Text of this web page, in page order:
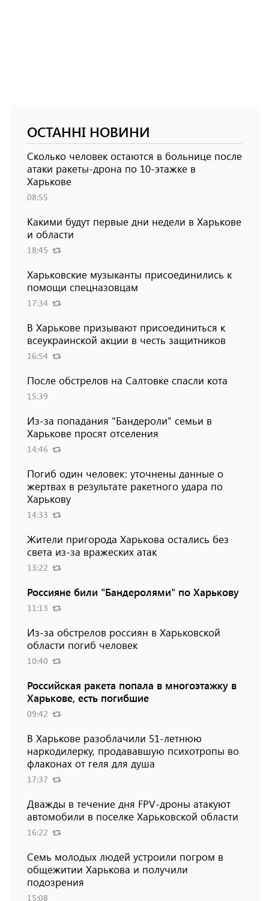
ОСТАННІ НОВИНИ
Сколько человек остаются в больнице после
атаки ракеты-дрона по 10-этажке в
Харькове
08:55
Какими будут первые дни недели в Харькове
и области
18:45
Харьковские музыканты присоединились к
помощи спецназовцам
17:34
В Харькове призывают присоединиться к
всеукраинской акции в честь защитников
16:54
После обстрелов на Салтовке спасли кота
15:39
Из-за попадания "Бандероли" семьи в
Харькове просят отселения
14:46
Погиб один человек: уточнены данные о
жертвах в результате ракетного удара по
Харькову
14:33
Жители пригорода Харькова остались без
света из-за вражеских атак
13:22
Россияне били "Бандеролями" по Харькову
11:13
Из-за обстрелов россиян в Харьковской
области погиб человек
10:40
Российская ракета попала в многоэтажку в
Харькове, есть погибшие
09:42
В Харькове разоблачили 51-летнюю
наркодилерку, продававшую психотропы во
флаконах от геля для душа
17:37
Дважды в течение дня FPV-дроны атакуют
автомобили в поселке Харьковской области
16:22
Семь молодых людей устроили погром в
общежитии Харькова и получили
подозрения
15:08